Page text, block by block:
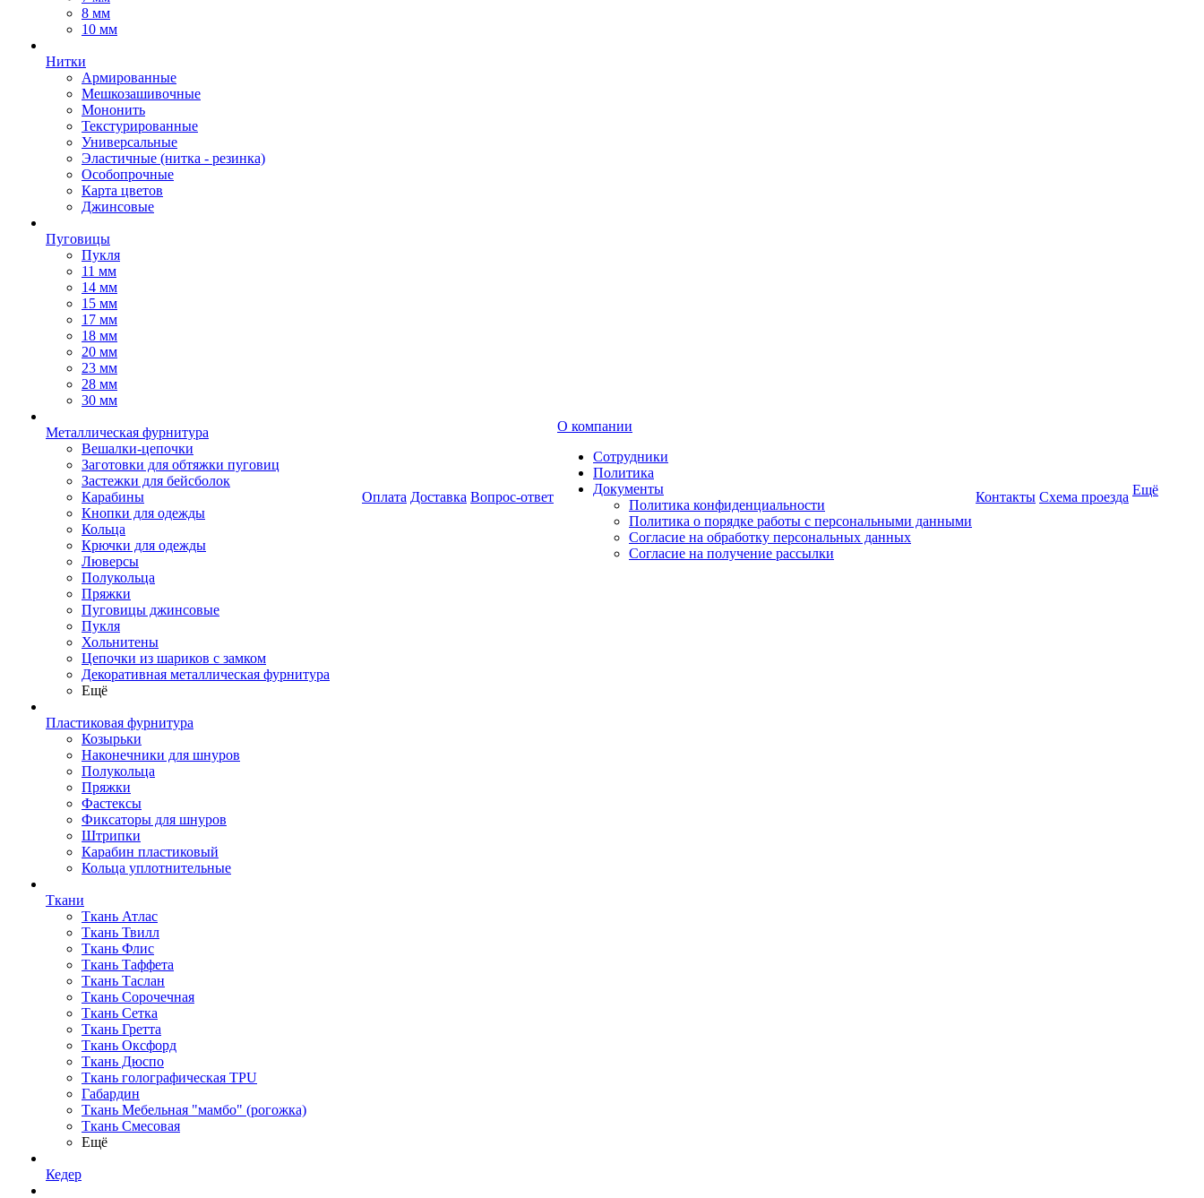
8 мм
10 мм
Нитки
Армированные
Мешкозашивочные
Мононить
Текстурированные
Универсальные
Эластичные (нитка - резинка)
Особопрочные
Карта цветов
Джинсовые
Пуговицы
Пукля
11 мм
14 мм
15 мм
17 мм
18 мм
20 мм
23 мм
28 мм
30 мм
Металлическая фурнитура
Вешалки-цепочки
Заготовки для обтяжки пуговиц
Застежки для бейсболок
Карабины
Кнопки для одежды
Кольца
Крючки для одежды
Люверсы
Полукольца
Пряжки
Пуговицы джинсовые
Пукля
Хольнитены
Цепочки из шариков с замком
Декоративная металлическая фурнитура
Ещё
Пластиковая фурнитура
Козырьки
Наконечники для шнуров
Полукольца
Пряжки
Фастексы
Фиксаторы для шнуров
Штрипки
Карабин пластиковый
Кольца уплотнительные
Ткани
Ткань Атлас
Ткань Твилл
Ткань Флис
Ткань Таффета
Ткань Таслан
Ткань Сорочечная
Ткань Сетка
Ткань Гретта
Ткань Оксфорд
Ткань Дюспо
Ткань голографическая TPU
Габардин
Ткань Мебельная "мамбо" (рогожка)
Ткань Смесовая
Ещё
Кедер
Оплата Доставка Вопрос-ответ
О компании
Сотрудники
Политика
Документы
Политика конфиденциальности
Политика о порядке работы с персональными данными
Согласие на обработку персональных данных
Согласие на получение рассылки
Контакты Схема проезда Ещё